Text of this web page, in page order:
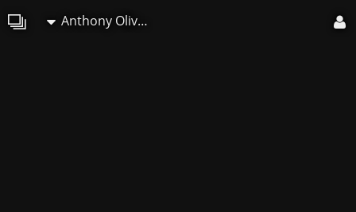
Anthony Oliver